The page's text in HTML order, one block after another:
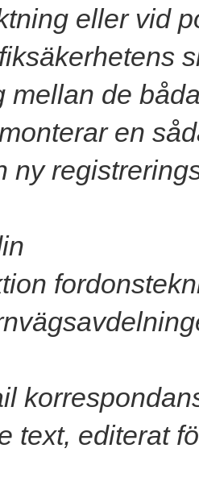
eller vid
mellan de
en
ny
text, editerat